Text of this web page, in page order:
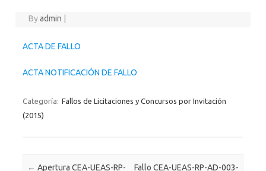
Byadmin
ACTA DE FALLO
ACTA NOTIFICACIÓN DE FALLO
Categoría: Fallos de Licitaciones y Concursos por Invitación
(2015)
Post navigation
← Apertura CEA-UEAS-RP-
Fallo CEA-UEAS-RP-AD-003-